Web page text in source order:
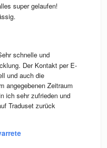
super gelaufen!
schnelle und
Der Kontakt per E-
und auch die
angegebenen Zeitraum
ich sehr zufrieden und
Traduset zurück